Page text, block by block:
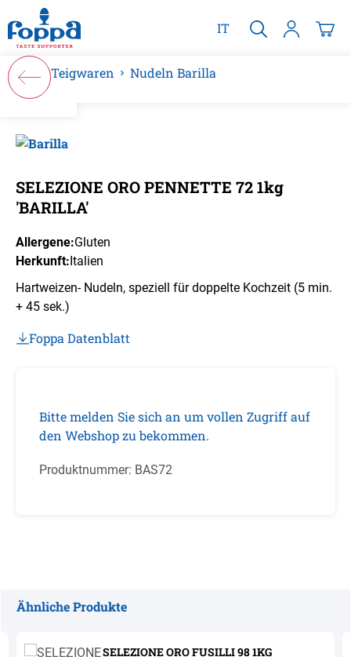
springen
IT
Teigwaren Nudeln Barilla
SELEZIONE ORO PENNETTE 72 1kg
'BARILLA'
Allergene:Gluten
Herkunft:Italien
Hartweizen- Nudeln, speziell für doppelte Kochzeit (5 min.
+ 45 sek.)
Foppa Datenblatt
Bitte melden Sie sich an um vollen Zugriff auf
den Webshop zu bekommen.
Produktnummer: BAS72
Ähnliche Produkte
SELEZIONE ORO FUSILLI 98 1KG